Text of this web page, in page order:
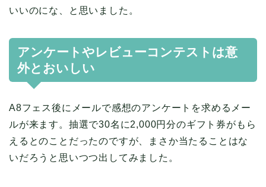
いいのにな、と思いました。
アンケートやレビューコンテストは意
外とおいしい
A8フェス後にメールで感想のアンケートを求めるメー
ルが来ます。抽選で30名に2,000円分のギフト券がもら
えるとのことだったのですが、まさか当たることはな
いだろうと思いつつ出してみました。